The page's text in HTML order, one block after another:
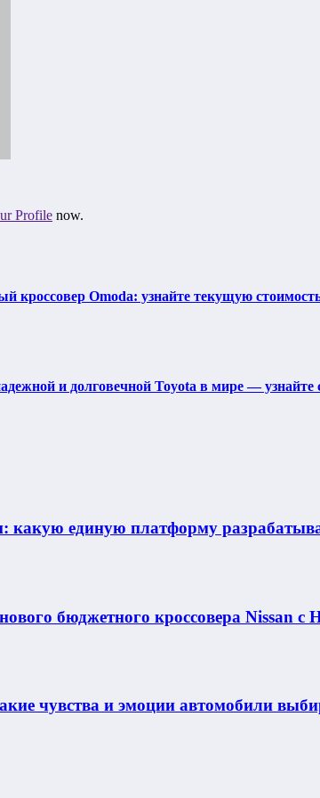
Profile now.
кроссовер Omoda: узнайте текущую
и долговечной Toyota в мире — узнайте
единую платформу
бюджетного кроссовера Nissan
чувства и эмоции автомобили